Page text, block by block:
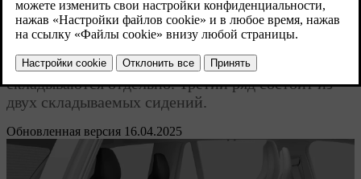
Обновленная версия 16.04.2025
Задние сиденья автомобиля разделены на второй
и третий ряд, каждый из которых имеет свой
собственный набор функций и регулировок. Во
втором ряду есть три сиденья, которые
складываются отдельно. Третий ряд состоит из
двух складываемых сидений.